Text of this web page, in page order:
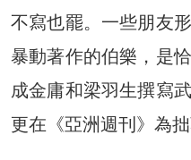
不寫也罷。一些朋友
暴動著作的伯樂，是
成金庸和梁羽生撰寫
更在《亞洲週刊》為拙